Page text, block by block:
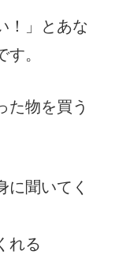
！」とあな
。
た物を買う
に聞いてく
れる